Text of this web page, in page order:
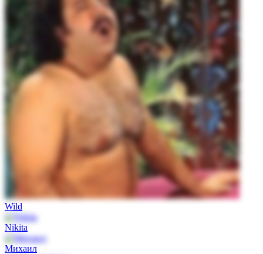
Wild
Nikita
Михаил